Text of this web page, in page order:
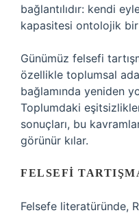
bağlantılıdır: kendi
kapasitesi ontolojik
Günümüz felsefi
özellikle toplumsal
bağlamında yeniden
Toplumdaki
sonuçları, bu
görünür kılar.
FELSEFI
Felsefe literatüründe,